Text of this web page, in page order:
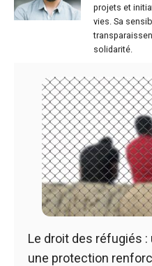
projets et
vies. Sa
solidarité.
Le droit des réfugiés
une protection